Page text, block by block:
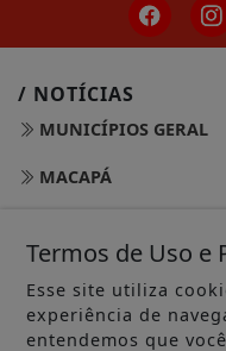
/ NOTÍCIAS
MUNICÍPIOS GERAL
MACAPÁ
OIAPOQUE
Termos de Uso e
Esse site utiliza
experiência de
entendemos que